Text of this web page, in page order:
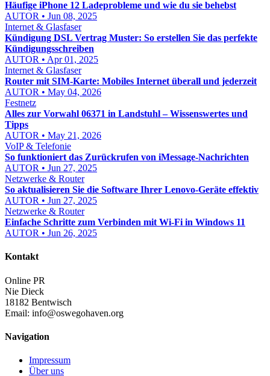
Häufige iPhone 12 Ladeprobleme und wie du sie behebst
AUTOR • Jun 08, 2025
Internet & Glasfaser
Kündigung DSL Vertrag Muster: So erstellen Sie das perfekte
Kündigungsschreiben
AUTOR • Apr 01, 2025
Internet & Glasfaser
Router mit SIM-Karte: Mobiles Internet überall und jederzeit
AUTOR • May 04, 2026
Festnetz
Alles zur Vorwahl 06371 in Landstuhl – Wissenswertes und
Tipps
AUTOR • May 21, 2026
VoIP & Telefonie
So funktioniert das Zurückrufen von iMessage-Nachrichten
AUTOR • Jun 27, 2025
Netzwerke & Router
So aktualisieren Sie die Software Ihrer Lenovo-Geräte effektiv
AUTOR • Jun 27, 2025
Netzwerke & Router
Einfache Schritte zum Verbinden mit Wi-Fi in Windows 11
AUTOR • Jun 26, 2025
Kontakt
Online PR
Nie Dieck
18182 Bentwisch
Email: info@oswegohaven.org
Navigation
Impressum
Über uns